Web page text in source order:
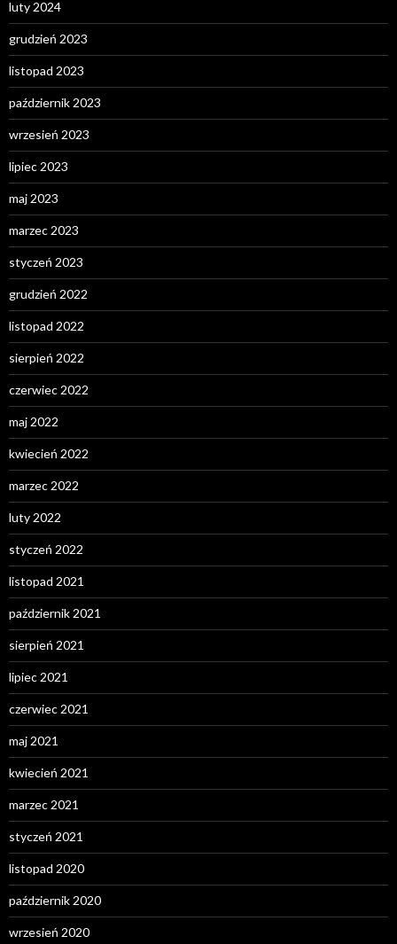
luty 2024
grudzień 2023
listopad 2023
październik 2023
wrzesień 2023
lipiec 2023
maj 2023
marzec 2023
styczeń 2023
grudzień 2022
listopad 2022
sierpień 2022
czerwiec 2022
maj 2022
kwiecień 2022
marzec 2022
luty 2022
styczeń 2022
listopad 2021
październik 2021
sierpień 2021
lipiec 2021
czerwiec 2021
maj 2021
kwiecień 2021
marzec 2021
styczeń 2021
listopad 2020
październik 2020
wrzesień 2020